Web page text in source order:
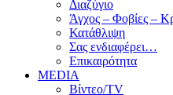
Διαζύγιο
Άγχος – Φοβίες –
Κατάθλιψη
Σας ενδιαφέρει…
Επικαιρότητα
MEDIA
Βίντεο/TV